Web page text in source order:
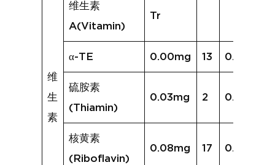
维
生
素
维生素
A(Vitamin)
Tr
α-TE 0.00mg 13 0.07mg
硫胺素
(Thiamin)
0.03mg 2 0.02mg
核黄素
(Riboflavin)
0.08mg 17 0.11mg